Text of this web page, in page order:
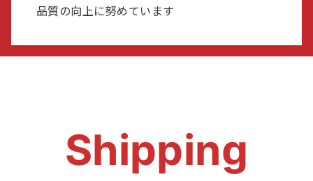
品質の向上に努めています
Shipping